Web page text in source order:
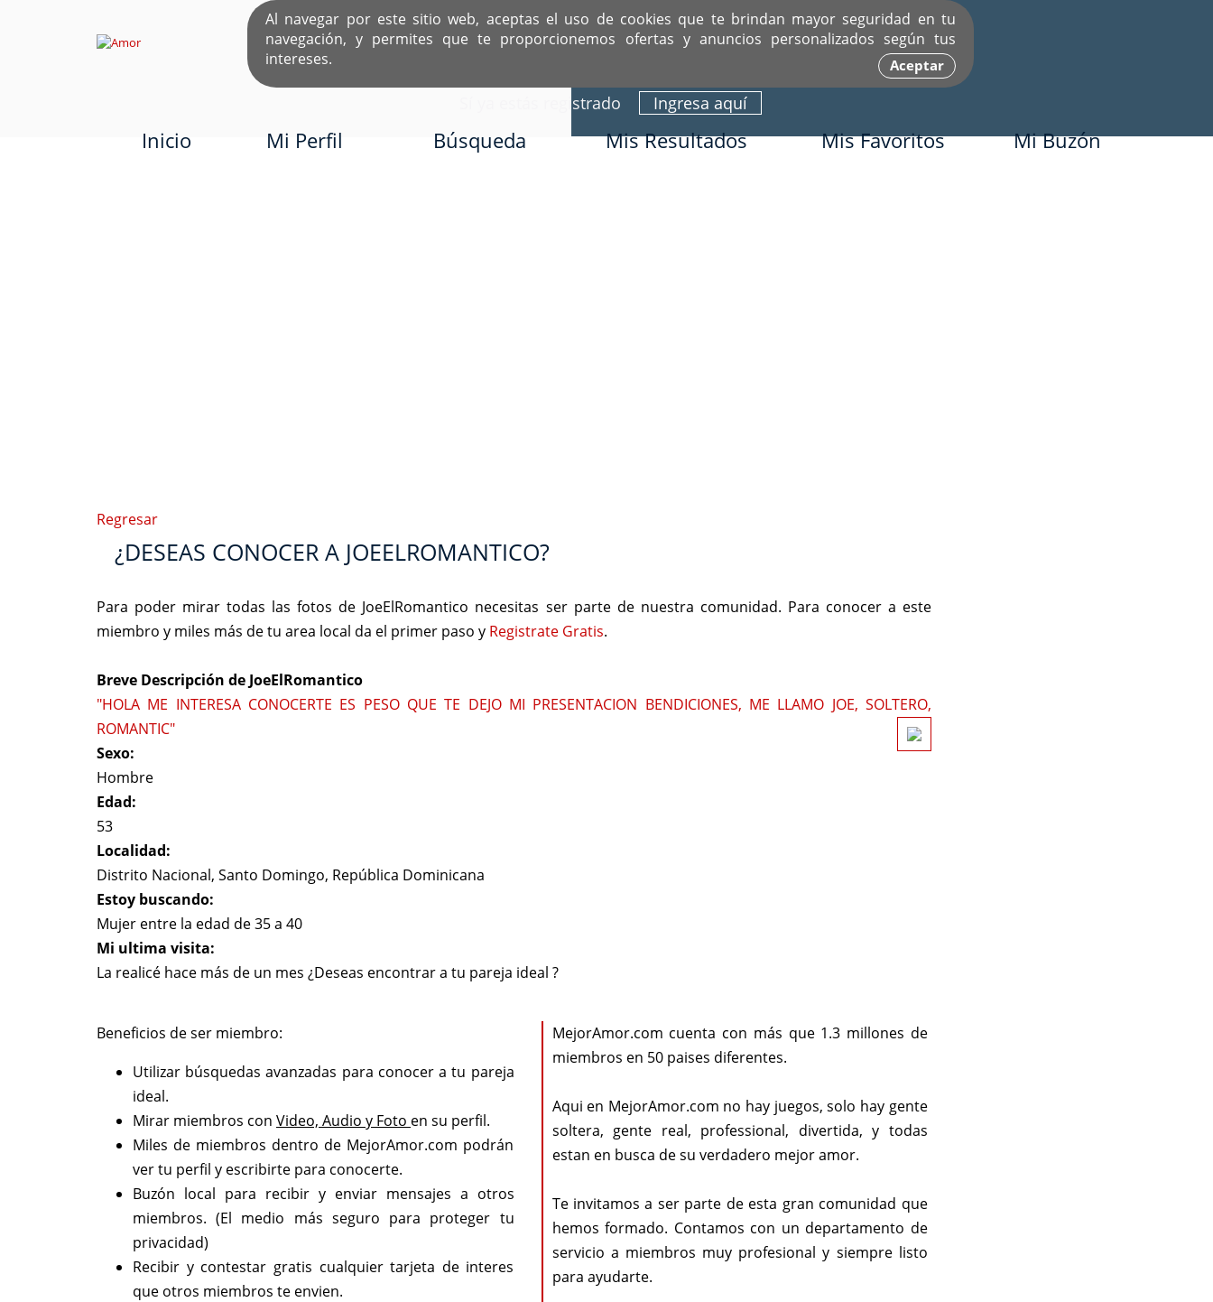
Al navegar por este sitio web, aceptas el uso de cookies que te brindan mayor seguridad en tu
navegación, y permites que te proporcionemos ofertas y anuncios personalizados según tus
intereses.
Aceptar
EL ÚNICO SITIO DEDICADO A SOLTEROS HISPANOS COMO TÚ
Ingresa aquí
Sí ya estás registrado
Inicio Mi Perfil Búsqueda Mis Resultados Mis Favoritos Mi Buzón
Regresar
¿DESEAS CONOCER A JOEELROMANTICO?
Para poder mirar todas las fotos de JoeElRomantico necesitas ser parte de nuestra comunidad. Para conocer a este
miembro y miles más de tu area local da el primer paso y Registrate Gratis.
Breve Descripción de JoeElRomantico
"HOLA ME INTERESA CONOCERTE ES PESO QUE TE DEJO MI PRESENTACION BENDICIONES, ME LLAMO JOE, SOLTERO,
ROMANTIC"
Sexo:
Hombre
Edad:
53
Localidad:
Distrito Nacional, Santo Domingo, República Dominicana
Estoy buscando:
Mujer entre la edad de 35 a 40
Mi ultima visita:
La realicé hace más de un mes ¿Deseas encontrar a tu pareja ideal ?
Beneficios de ser miembro:
Utilizar búsquedas avanzadas para conocer a tu pareja
ideal.
Mirar miembros con Video, Audio y Foto en su perfil.
Miles de miembros dentro de MejorAmor.com podrán
ver tu perfil y escribirte para conocerte.
Buzón local para recibir y enviar mensajes a otros
miembros. (El medio más seguro para proteger tu
privacidad)
Recibir y contestar gratis cualquier tarjeta de interes
que otros miembros te envien.
MejorAmor.com cuenta con más que 1.3 millones de
miembros en 50 paises diferentes.
Aqui en MejorAmor.com no hay juegos, solo hay gente
soltera, gente real, professional, divertida, y todas
estan en busca de su verdadero mejor amor.
Te invitamos a ser parte de esta gran comunidad que
hemos formado. Contamos con un departamento de
servicio a miembros muy profesional y siempre listo
para ayudarte.